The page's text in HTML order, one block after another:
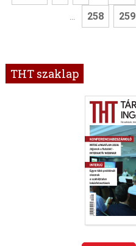
... 258 259
THT szaklap